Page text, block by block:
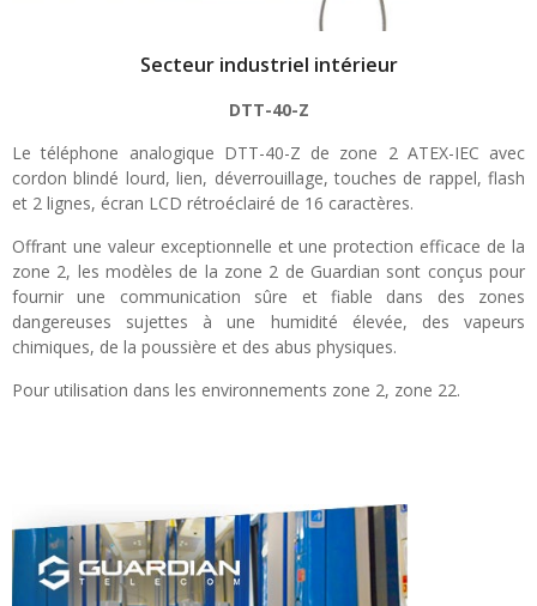
Secteur industriel intérieur
DTT-40-Z
Le téléphone analogique DTT-40-Z de zone 2 ATEX-IEC avec
cordon blindé lourd, lien, déverrouillage, touches de rappel, flash
et 2 lignes, écran LCD rétroéclairé de 16 caractères.
Offrant une valeur exceptionnelle et une protection efficace de la
zone 2, les modèles de la zone 2 de Guardian sont conçus pour
fournir une communication sûre et fiable dans des zones
dangereuses sujettes à une humidité élevée, des vapeurs
chimiques, de la poussière et des abus physiques.
Pour utilisation dans les environnements zone 2, zone 22.